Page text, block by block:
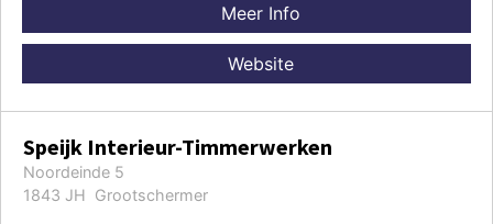
Meer Info
Website
Speijk Interieur-Timmerwerken
Noordeinde 5
1843 JH Grootschermer